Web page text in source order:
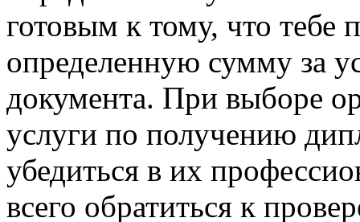
готовым к тому, что тебе
определенную сумму за
документа. При выборе
услуги по получению
убедиться в их
всего обратиться к